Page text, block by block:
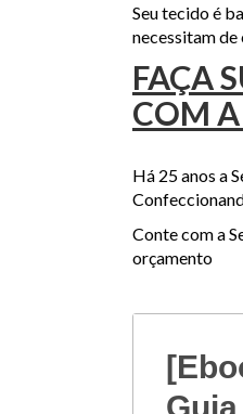
Seu tecido é
necessitam de
FAÇA
COM A
Há 25 anos a
Conte com a
orçamento